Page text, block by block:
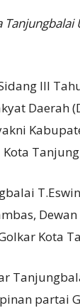
III
Daerah
Kota
partai